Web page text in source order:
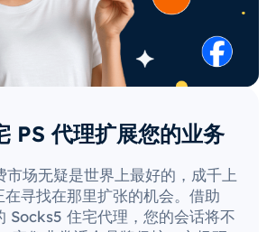
PS 代理扩展您的业务
市场无疑是世界上最好的，成千上
在寻找在那里扩张的机会。借助
Socks5 住宅代理，您的会话将不